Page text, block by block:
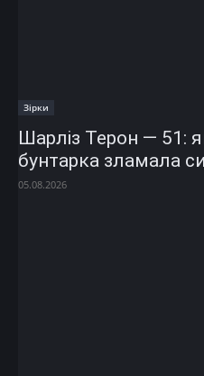
Зірки
Шарліз Терон — 51:
бунтарка зламала
05.08.2026